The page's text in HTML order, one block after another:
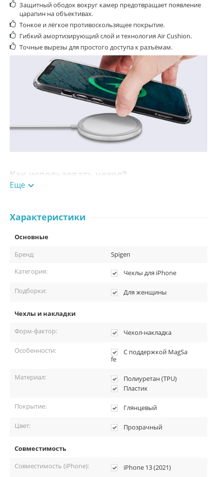
Защитный ободок вокруг камер предотвращает появление
царапин на объективах.
Тонкое и лёгкое противоскользящее покрытие.
Гибкий амортизирующий слой и технология Air Cushion.
Точные вырезы для простого доступа к разъёмам.
Как использовать чехол?
Протрите корпус iPhone сухой тряпкой и наденьте накладку на
Комплектация:
Чехол-накладка Spigen Ultra Hybrid MagSafe для iPhone 13,
Упаковка.
Еще 
Характеристики
Основные
Бренд:
Spigen
Категория:
Чехлы для iPhone
Подборки: Для женщины
Чехлы и накладки
Форм-фактор:
Чехол-накладка
Особенности:
С поддержкой MagSa
fe
Материал:
Полиуретан (TPU)
Пластик
Покрытие: Глянцевый
Цвет: Прозрачный
Совместимость
Совместимость (iPhone):
iPhone 13 (2021)